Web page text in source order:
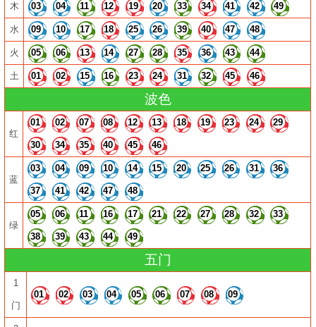
木 03 04 11 12 19 20 33 34 41 42 49
水 09 10 17 18 25 26 39 40 47 48
火 05 06 13 14 27 28 35 36 43 44
土 01 02 15 16 23 24 31 32 45 46
波色
红
01 02 07 08 12 13 18 19 23 24 29
30 34 35 40 45 46
蓝
03 04 09 10 14 15 20 25 26 31 36
37 41 42 47 48
绿
05 06 11 16 17 21 22 27 28 32 33
38 39 43 44 49
五门
1
门
01 02 03 04 05 06 07 08 09